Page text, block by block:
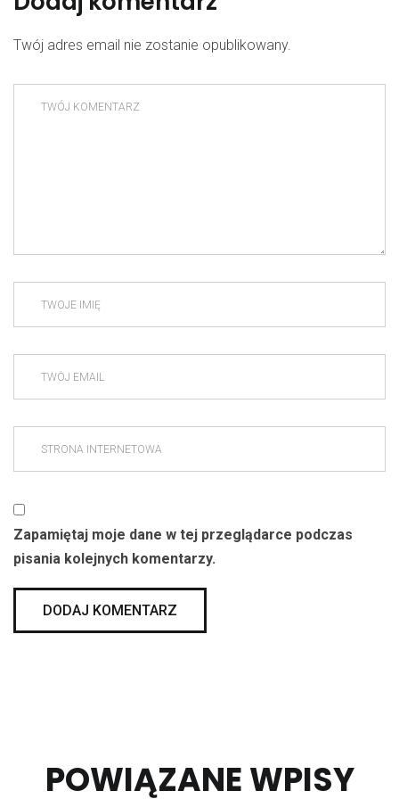
Twój adres email nie zostanie opublikowany.
Zapamiętaj moje dane w tej przeglądarce podczas
pisania kolejnych komentarzy.
POWIĄZANE WPISY